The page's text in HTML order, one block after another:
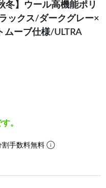
冬】ウール高機能ポリ
ックス/ダークグレー×
ムーブ仕様/ULTRA
。
割手数料無料